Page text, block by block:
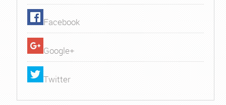
Facebook
Google+
Twitter